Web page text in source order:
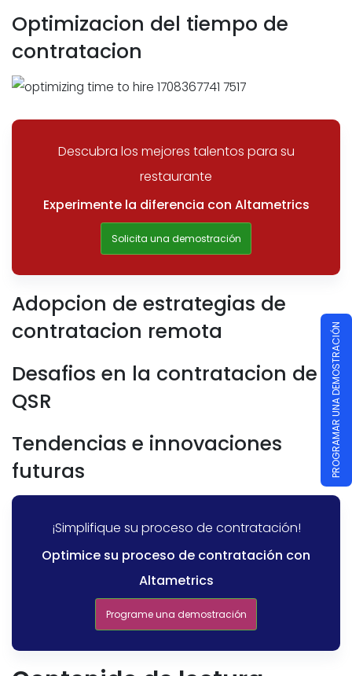
Optimizacion del tiempo de
contratacion
Descubra los mejores talentos para su
restaurante
Experimente la diferencia con Altametrics
Solicita una demostración
Adopcion de estrategias de
contratacion remota
Desafios en la contratacion de
QSR
Tendencias e innovaciones
futuras
¡Simplifique su proceso de contratación!
Optimice su proceso de contratación con
Altametrics
Programe una demostración
PROGRAMAR UNA DEMOSTRACIÓN